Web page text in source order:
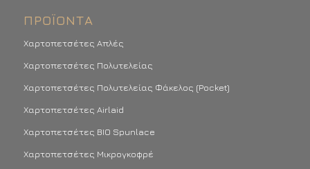
ΠΡΟΪΌΝΤΑ
Χαρτοπετσέτες Απλές
Χαρτοπετσέτες Πολυτελείας
Χαρτοπετσέτες Πολυτελείας Φάκελος (Pocket)
Χαρτοπετσέτες Airlaid
Χαρτοπετσέτες BIO Spunlace
Χαρτοπετσέτες Μικρογκοφρέ